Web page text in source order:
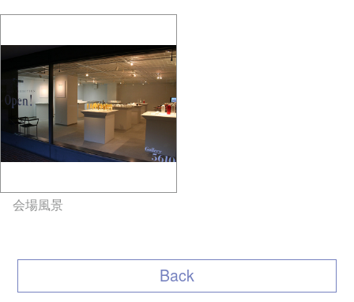
会場風景
Back